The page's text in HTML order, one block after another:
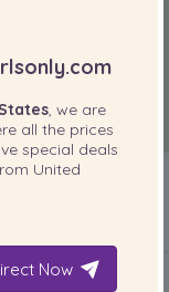
, we are
all the prices
special deals
United
Now